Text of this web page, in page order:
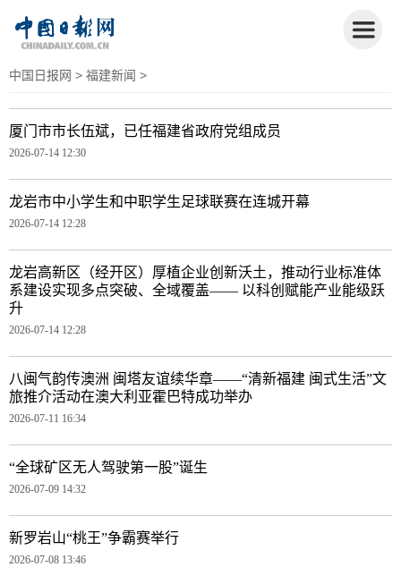
中国日报网 > 福建新闻 >
厦门市市长伍斌，已任福建省政府党组成员
2026-07-14 12:30
龙岩市中小学生和中职学生足球联赛在连城开幕
2026-07-14 12:28
龙岩高新区（经开区）厚植企业创新沃土，推动行业标准体
系建设实现多点突破、全域覆盖—— 以科创赋能产业能级跃
升
2026-07-14 12:28
八闽气韵传澳洲 闽塔友谊续华章——“清新福建 闽式生活”文
旅推介活动在澳大利亚霍巴特成功举办
2026-07-11 16:34
“全球矿区无人驾驶第一股”诞生
2026-07-09 14:32
新罗岩山“桃王”争霸赛举行
2026-07-08 13:46